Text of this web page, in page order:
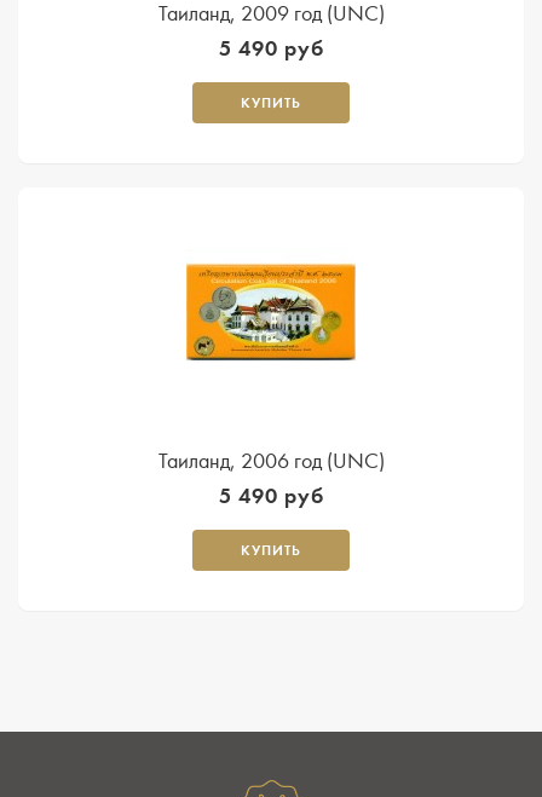
Таиланд, 2009 год (UNC)
5 490 руб
КУПИТЬ
Таиланд, 2006 год (UNC)
5 490 руб
КУПИТЬ